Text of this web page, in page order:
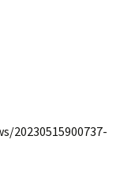
20230515900737-